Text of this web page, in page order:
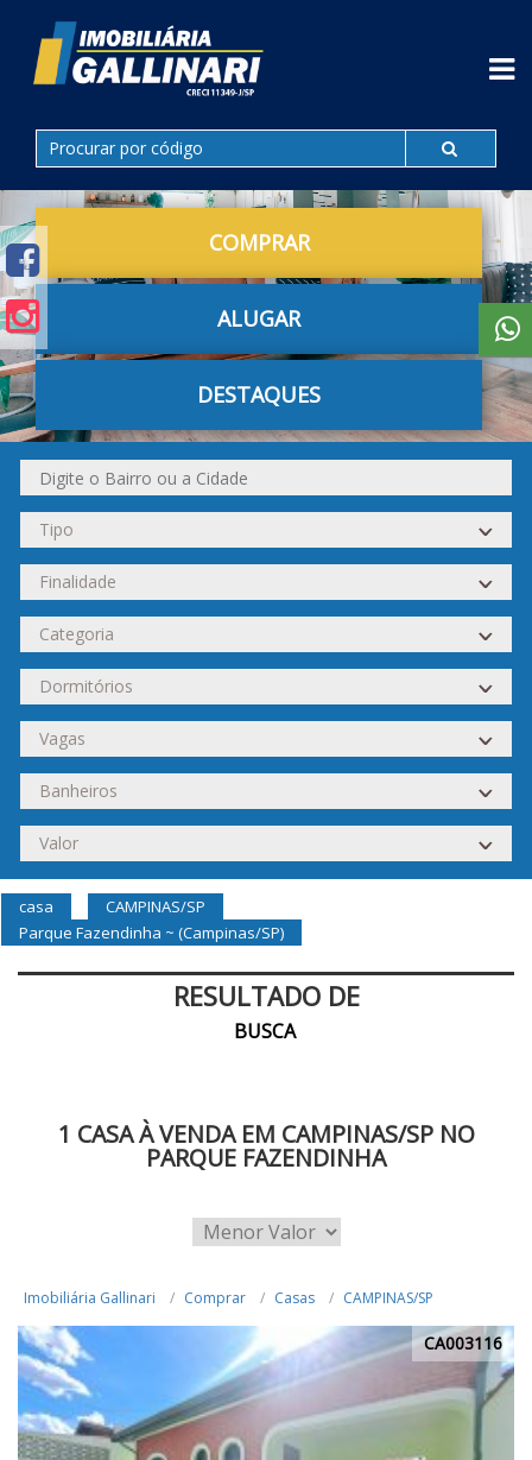
COMPRAR
ALUGAR
DESTAQUES
casa
CAMPINAS/SP
Parque Fazendinha ~ (Campinas/SP)
RESULTADO DE
BUSCA
1 CASA À VENDA EM CAMPINAS/SP NO
PARQUE FAZENDINHA
Imobiliária Gallinari Comprar Casas CAMPINAS/SP
CA003116